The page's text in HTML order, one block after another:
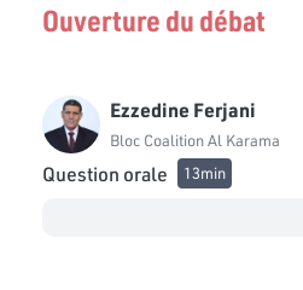
Ouverture du débat
Ezzedine Ferjani
Bloc Coalition Al Karama
Question orale 13min